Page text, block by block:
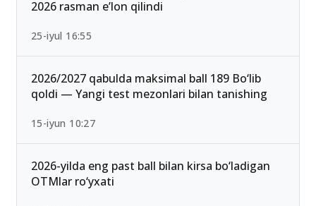
2026 rasman e’lon qilindi
25-iyul 16:55
2026/2027 qabulda maksimal ball 189 Bo‘lib
qoldi — Yangi test mezonlari bilan tanishing
15-iyun 10:27
2026-yilda eng past ball bilan kirsa bo‘ladigan
OTMlar ro‘yxati